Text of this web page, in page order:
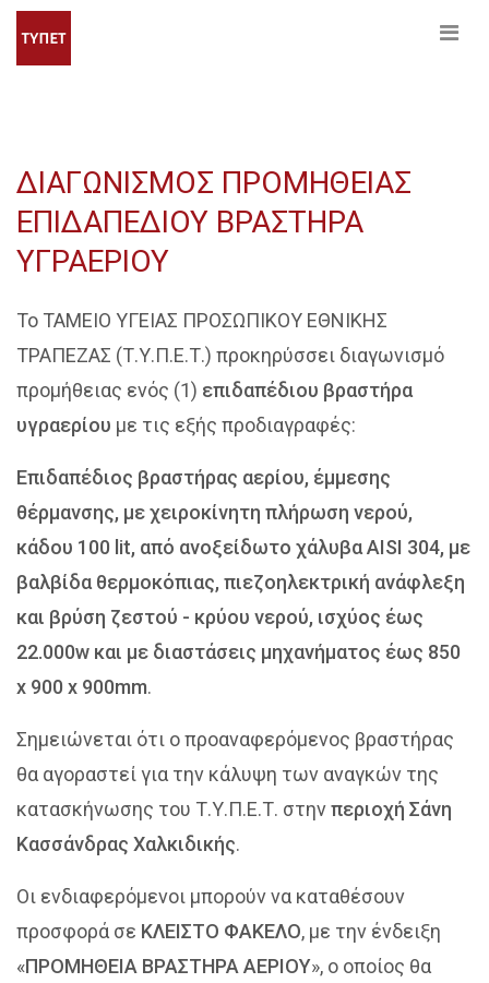
ΔΙΑΓΩΝΙΣΜΟΣ ΠΡΟΜΗΘΕΙΑΣ
ΕΠΙΔΑΠΕΔΙΟΥ ΒΡΑΣΤΗΡΑ
ΥΓΡΑΕΡΙΟΥ
Το ΤΑΜΕΙΟ ΥΓΕΙΑΣ ΠΡΟΣΩΠΙΚΟΥ ΕΘΝΙΚΗΣ
ΤΡΑΠΕΖΑΣ (Τ.Υ.Π.Ε.Τ.) προκηρύσσει διαγωνισμό
προμήθειας ενός (1) επιδαπέδιου βραστήρα
υγραερίου με τις εξής προδιαγραφές:
Επιδαπέδιος βραστήρας αερίου, έμμεσης
θέρμανσης, με χειροκίνητη πλήρωση νερού,
κάδου 100 lit, από ανοξείδωτο χάλυβα AISI 304, με
βαλβίδα θερμοκόπιας, πιεζοηλεκτρική ανάφλεξη
και βρύση ζεστού - κρύου νερού, ισχύος έως
22.000w και με διαστάσεις μηχανήματος έως 850
x 900 x 900mm.
Σημειώνεται ότι ο προαναφερόμενος βραστήρας
θα αγοραστεί για την κάλυψη των αναγκών της
κατασκήνωσης του Τ.Υ.Π.Ε.Τ. στηνπεριοχή Σάνη
Κασσάνδρας Χαλκιδικής.
Οι ενδιαφερόμενοι μπορούν να καταθέσουν
προσφορά σε ΚΛΕΙΣΤΟ ΦΑΚΕΛΟ, με την ένδειξη
«ΠΡΟΜΗΘΕΙΑ ΒΡΑΣΤΗΡΑ ΑΕΡΙΟΥ», ο οποίος θα